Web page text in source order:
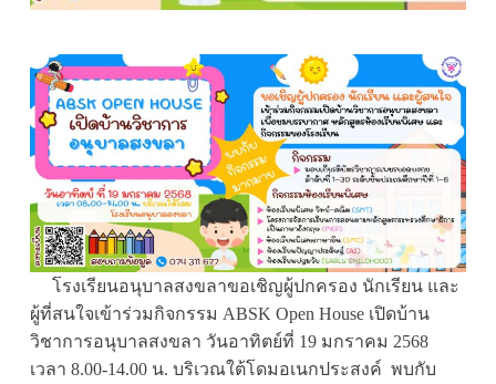
โรงเรียนอนุบาลสงขลาขอเชิญผู้ปกครอง นักเรียน และ
ผู้ที่สนใจเข้าร่วมกิจกรรม ABSK Open House เปิดบ้าน
วิชาการอนุบาลสงขลา วันอาทิตย์ที่ 19 มกราคม 2568
เวลา 8.00-14.00 น. บริเวณใต้โดมอเนกประสงค์ พบกับ